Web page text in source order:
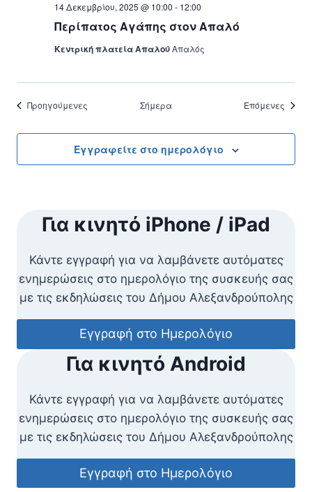
Περίπατος Αγάπης στον Απαλό
14 Δεκεμβρίου, 2025 @ 10:00 - 12:00
Κεντρική πλατεία ΑπαλούΑπαλός
Προηγούμενες Σήμερα Επόμενες
Εγγραφείτε στο ημερολόγιο
Για κινητό iPhone / iPad
Κάντε εγγραφή για να λαμβάνετε αυτόματες
ενημερώσεις στο ημερολόγιο της συσκευής σας
με τις εκδηλώσεις του Δήμου Αλεξανδρούπολης
Εγγραφή στο Ημερολόγιο
Για κινητό Android
Κάντε εγγραφή για να λαμβάνετε αυτόματες
ενημερώσεις στο ημερολόγιο της συσκευής σας
με τις εκδηλώσεις του Δήμου Αλεξανδρούπολης
Εγγραφή στο Ημερολόγιο